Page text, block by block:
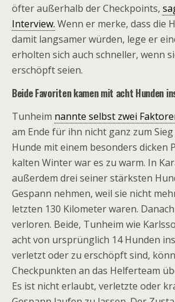
öfter außerhalb der Checkpoints,
Interview. Wenn er merke, dass die
damit langsamer würden, lege er
erholten sich auch schneller, wenn
erschöpft seien.
Beide Favoriten kamen mit acht Hunden
Tunheim nannte selbst zwei
am Ende für ihn nicht ganz zum
Hunde mit einem besonders dicken
kalten Winter war es zu warm. In
außerdem drei seiner stärksten
Gespann nehmen, weil sie nicht
letzten 130 Kilometer waren.
verloren. Beide, Tunheim wie
acht von ursprünglich 14 Hunden
verletzt oder zu erschöpft sind,
Checkpunkten an das Helferteam
Es ist nicht erlaubt, verletzte oder